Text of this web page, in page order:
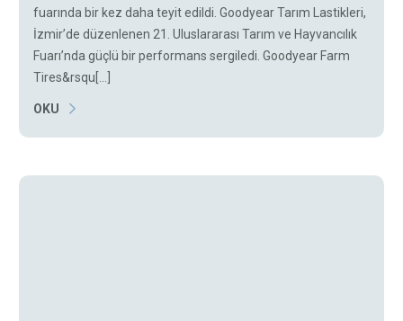
fuarında bir kez daha teyit edildi. Goodyear Tarım Lastikleri,
İzmir’de düzenlenen 21. Uluslararası Tarım ve Hayvancılık
Fuarı’nda güçlü bir performans sergiledi. Goodyear Farm
Tires&rsqu[...]
OKU